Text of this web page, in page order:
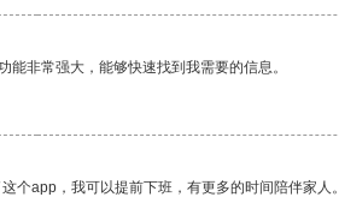
非常强大，能够快速找到我需要的信息。
个app，我可以提前下班，有更多的时间陪伴家人。